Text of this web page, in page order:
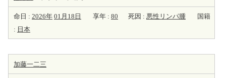
命日 : 2026年 01月18日 享年 : 80 死因 : 悪性リンパ腫
国籍
: 日本
加藤一二三